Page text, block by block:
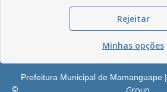
Serviços Internos
©
Prefeitura Municipal de Mamanguape |
Rejeitar
Minhas opções